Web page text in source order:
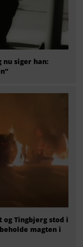
nu siger han:
Tingbjerg stod i
magten i